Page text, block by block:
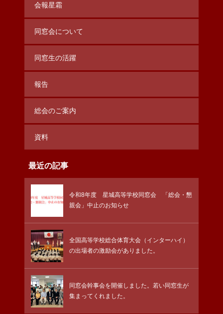
会報星霜
同窓会について
同窓生の活躍
報告
総会のご案内
資料
最近の記事
令和8年度 星城高等学校同窓会 「総会・懇
親会」中止のお知らせ
全国高等学校総合体育大会（インターハイ）
の出場者の激励会がありました。
同窓会幹事会を開催しました。若い同窓生が
集まってくれました。